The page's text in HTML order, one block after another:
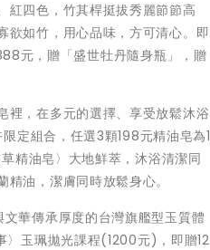
紅四色，竹其桿挺拔秀麗節節高
欲如竹，用心品味，方可清心。即
元，贈「盛世牡丹隨身瓶」，贈
裡，在多元的選擇、享受放鬆沐浴
定組合，任選3顆198元精油皂為1
精油皂〉大地鮮萃，沐浴清潔同
油，潔膚同時放鬆身心。
華傳承厚度的台灣旗艦型玉質體
〉玉珮拋光課程(1200元)，即贈12